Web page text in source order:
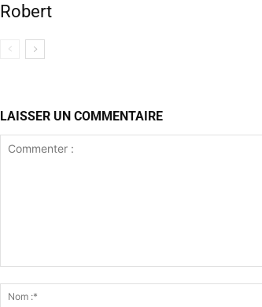
Robert
LAISSER UN COMMENTAIRE